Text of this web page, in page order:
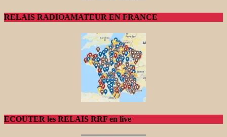
RELAIS RADIOAMATEUR EN FRANCE
ECOUTER les RELAIS RRF en live